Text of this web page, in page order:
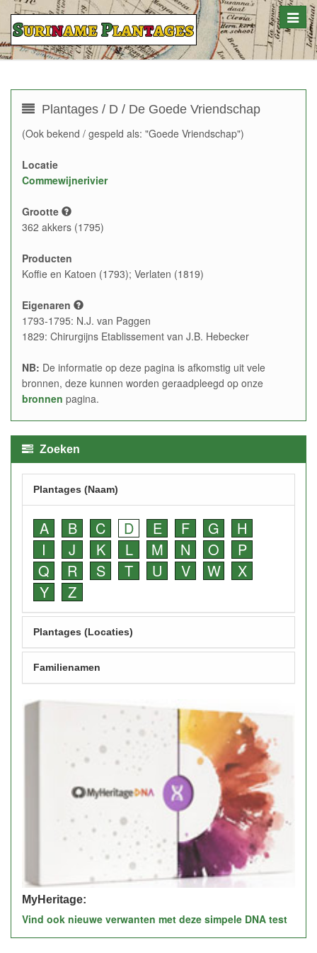
Toggle
Plantages / D / De Goede Vriendschap
(Ook bekend / gespeld als: "Goede Vriendschap")
Locatie
Commewijnerivier
Grootte
362 akkers (1795)
Producten
Koffie en Katoen (1793); Verlaten (1819)
Eigenaren
1793-1795: N.J. van Paggen
1829: Chirurgijns Etablissement van J.B. Hebecker
NB: De informatie op deze pagina is afkomstig uit vele
bronnen, deze kunnen worden geraadpleegd op onze
bronnen pagina.
Zoeken
Plantages (Naam)
A B C D E F G
H
I
J K L M N O
P
Q
R S T U V W
X
Y
Z
Plantages (Locaties)
Familienamen
MyHeritage:
Vind ook nieuwe verwanten met deze simpele DNA test